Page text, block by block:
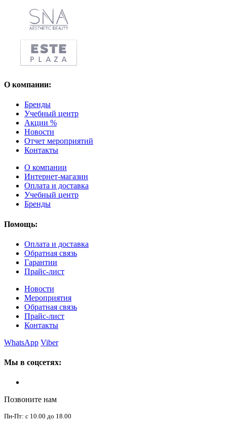
О компании:
Бренды
Учебный центр
Акции %
Новости
Отчет мероприятий
Контакты
О компании
Интернет-магазин
Оплата и доставка
Учебный центр
Бренды
Помощь:
Оплата и доставка
Обратная связь
Гарантии
Прайс-лист
Новости
Мероприятия
Обратная связь
Прайс-лист
Контакты
WhatsApp Viber
Мы в соцсетях:
Позвоните нам
Пн-Пт: с 10.00 до 18.00